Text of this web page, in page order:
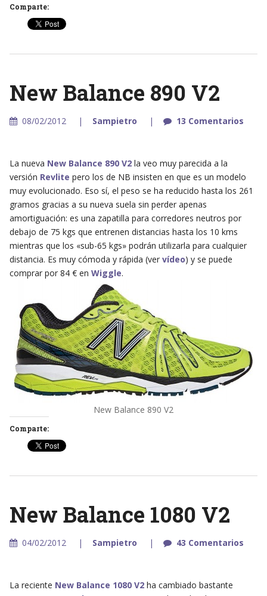
Comparte:
New Balance 890 V2
08/02/2012 Sampietro 13 Comentarios
La nueva New Balance 890 V2la veo muy parecida a la
versión Revlite pero los de NB insisten en que es un modelo
muy evolucionado. Eso sí, el peso se ha reducido hasta los 261
gramos gracias a su nueva suela sin perder apenas
amortiguación: es una zapatilla para corredores neutros por
debajo de 75 kgs que entrenen distancias hasta los 10 kms
mientras que los «sub-65 kgs» podrán utilizarla para cualquier
distancia. Es muy cómoda y rápida (ver vídeo) y se puede
comprar por 84 € en Wiggle.
New Balance 890 V2
Comparte:
New Balance 1080 V2
04/02/2012 Sampietro 43 Comentarios
La reciente New Balance 1080 V2ha cambiado bastante